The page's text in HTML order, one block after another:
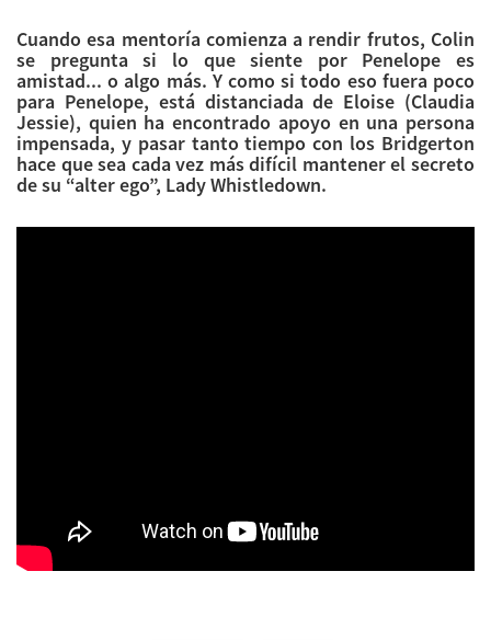
Cuando esa mentoría comienza a rendir frutos, Colin
se pregunta si lo que siente por Penelope es
amistad... o algo más. Y como si todo eso fuera poco
para Penelope, está distanciada de Eloise (Claudia
Jessie), quien ha encontrado apoyo en una persona
impensada, y pasar tanto tiempo con los Bridgerton
hace que sea cada vez más difícil mantener el secreto
de su “alter ego”, Lady Whistledown.